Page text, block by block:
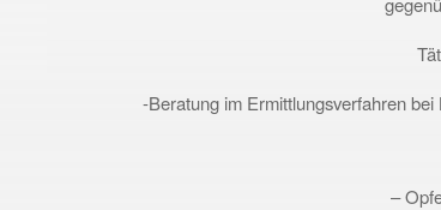
-Beratung im Ermittlungsverfahren
–